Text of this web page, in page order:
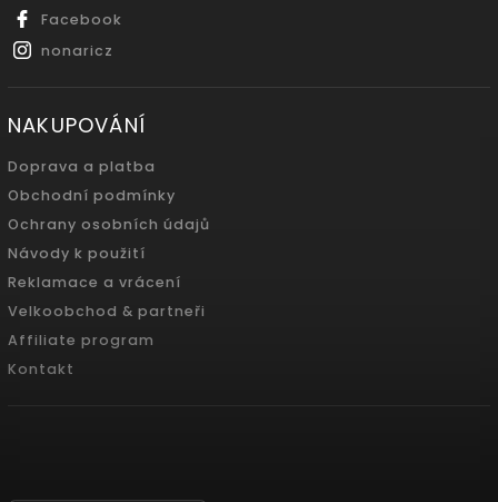
Facebook
nonaricz
NAKUPOVÁNÍ
Doprava a platba
Obchodní podmínky
Ochrany osobních údajů
Návody k použití
Reklamace a vrácení
Velkoobchod & partneři
Affiliate program
Kontakt